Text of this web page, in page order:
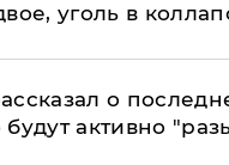
уголь в
о
активно